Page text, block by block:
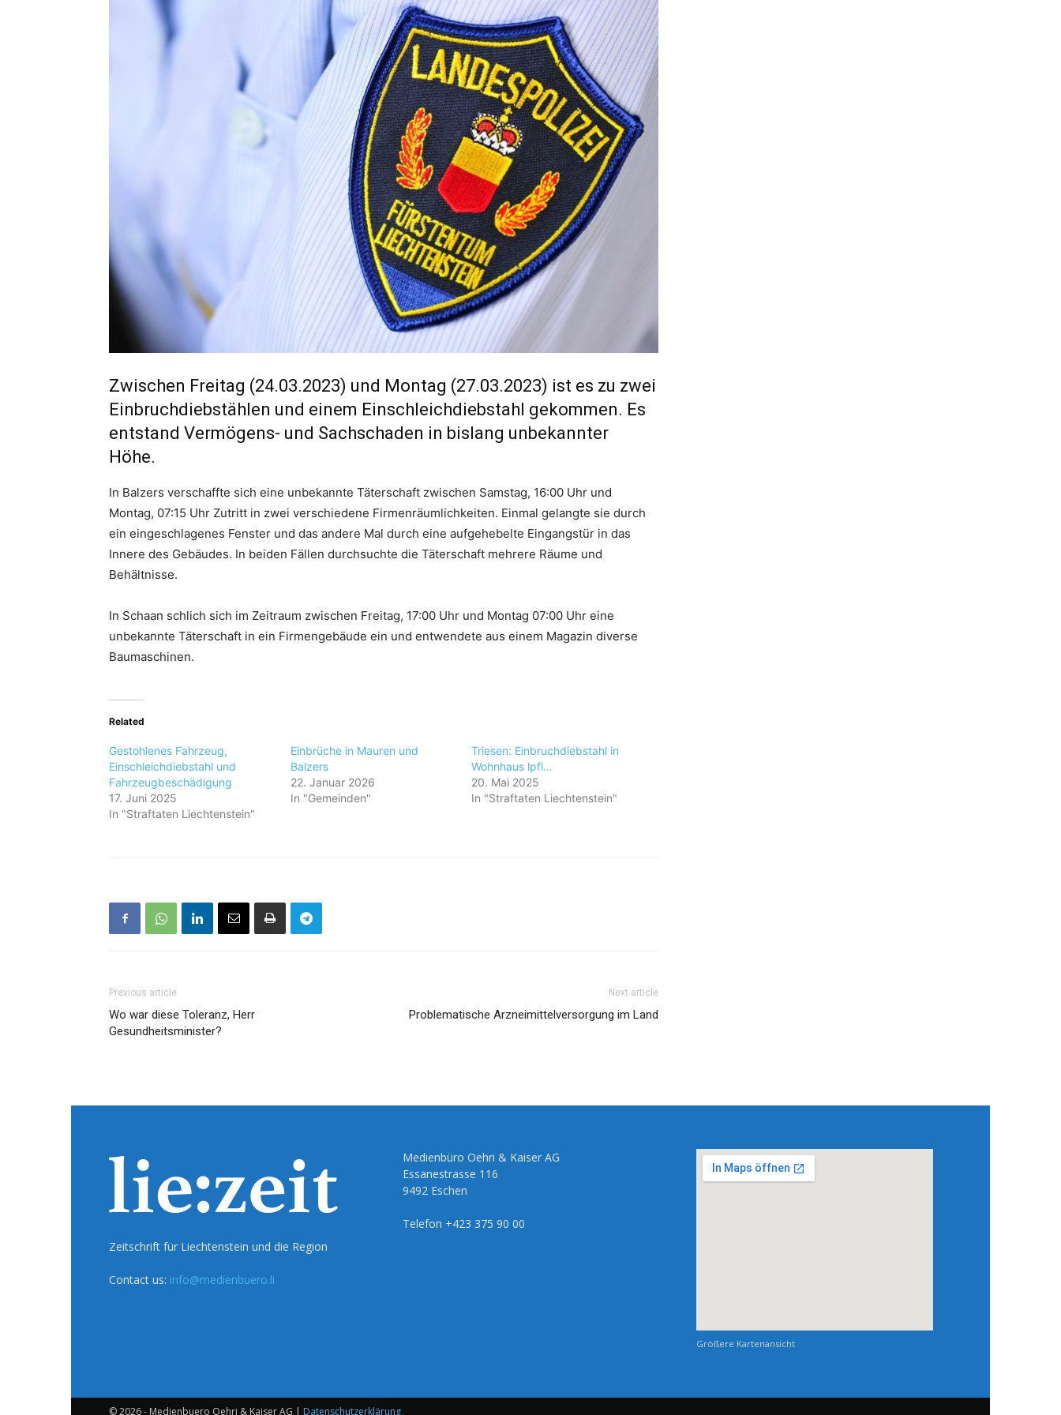
Zwischen Freitag (24.03.2023) und Montag (27.03.2023) ist es zu zwei
Einbruchdiebstählen und einem Einschleichdiebstahl gekommen. Es
entstand Vermögens- und Sachschaden in bislang unbekannter
Höhe.
In Balzers verschaffte sich eine unbekannte Täterschaft zwischen Samstag, 16:00 Uhr und
Montag, 07:15 Uhr Zutritt in zwei verschiedene Firmenräumlichkeiten. Einmal gelangte sie durch
ein eingeschlagenes Fenster und das andere Mal durch eine aufgehebelte Eingangstür in das
Innere des Gebäudes. In beiden Fällen durchsuchte die Täterschaft mehrere Räume und
Behältnisse.
In Schaan schlich sich im Zeitraum zwischen Freitag, 17:00 Uhr und Montag 07:00 Uhr eine
unbekannte Täterschaft in ein Firmengebäude ein und entwendete aus einem Magazin diverse
Baumaschinen.
Related
Gestohlenes Fahrzeug,
Einschleichdiebstahl und
Fahrzeugbeschädigung
17. Juni 2025
In "Straftaten Liechtenstein"
Einbrüche in Mauren und
Balzers
22. Januar 2026
In "Gemeinden"
Triesen: Einbruchdiebstahl in
Wohnhaus lpfl…
20. Mai 2025
In "Straftaten Liechtenstein"
Previous article
Wo war diese Toleranz, Herr
Gesundheitsminister?
Next article
Problematische Arzneimittelversorgung im Land
Zeitschrift für Liechtenstein und die Region
Contact us: info@medienbuero.li
Medienbüro Oehri & Kaiser AG
Essanestrasse 116
9492 Eschen
Telefon +423 375 90 00
Größere Kartenansicht
© 2026 - Medienbuero Oehri & Kaiser AG | Datenschutzerklärung